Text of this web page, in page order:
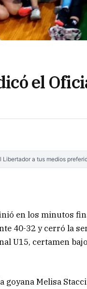
el
Libertador a tus medios
en los minutos
40-32 y cerró la
U15, certamen
goyana Melisa